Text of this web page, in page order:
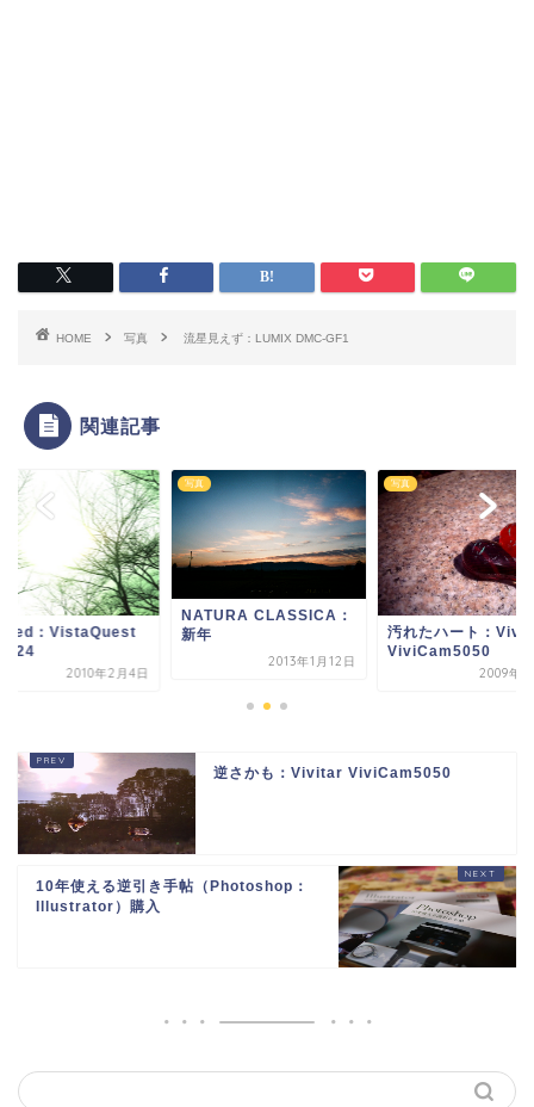
HOME 写真 流星見えず：LUMIX DMC-GF1
関連記事
：VistaQuest
2010年2月4日
写真
NATURA CLASSICA：
新年
2013年1月12日
写真
汚れたハート：
ViviCam5050
2009年9
逆さかも：Vivitar ViviCam5050
10年使える逆引き手帖（Photoshop：
Illustrator）購入